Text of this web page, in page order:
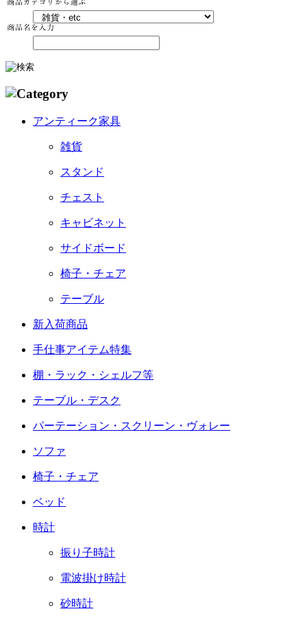
アンティーク家具
雑貨
スタンド
チェスト
キャビネット
サイドボード
椅子・チェア
テーブル
新入荷商品
手仕事アイテム特集
棚・ラック・シェルフ等
テーブル・デスク
パーテーション・スクリーン・ヴォレー
ソファ
椅子・チェア
ベッド
時計
振り子時計
電波掛け時計
砂時計